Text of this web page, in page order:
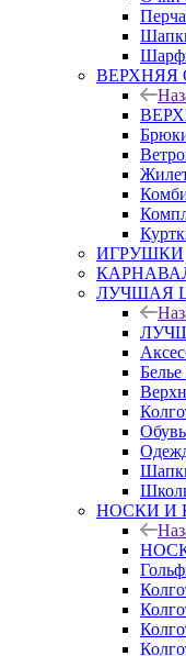
ВЕРХНЯЯ
ИГРУШКИ
ЛУЧШАЯ
НОСКИ И